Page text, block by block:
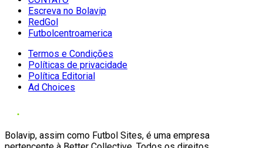
Escreva no Bolavip
RedGol
Futbolcentroamerica
Termos e Condições
Políticas de privacidade
Política Editorial
Ad Choices
Bolavip, assim como Futbol Sites, é uma empresa